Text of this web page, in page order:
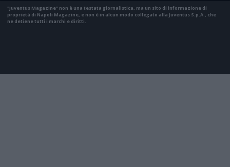
"Juventus Magazine" non è una testata giornalistica, ma un sito di informazione di
proprietà di Napoli Magazine, e non è in alcun modo collegato alla Juventus S.p.A., che
ne detiene tutti i marchi e diritti.